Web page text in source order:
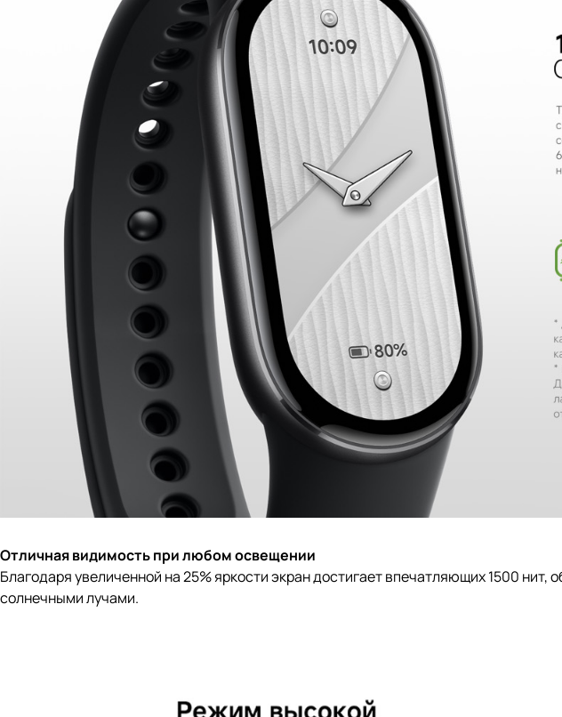
Отличная видимость при любом освещении
Благодаря увеличенной на 25% яркости экран достигает впечатляющих 1500
солнечными лучами.